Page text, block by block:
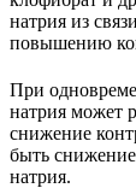
натрия из
повышению
При
натрия­ может­
снижение
быть­
натрия.